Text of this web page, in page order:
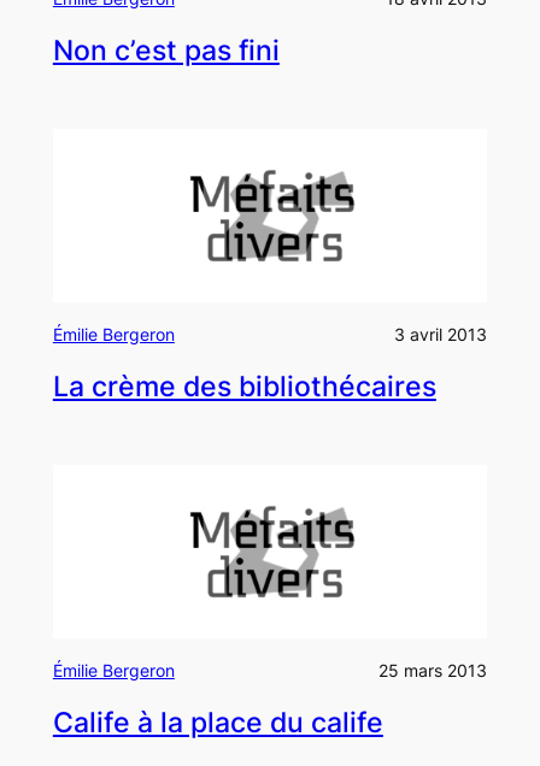
Non c’est pas fini
Émilie Bergeron 3 avril 2013
La crème des bibliothécaires
Émilie Bergeron 25 mars 2013
Calife à la place du calife